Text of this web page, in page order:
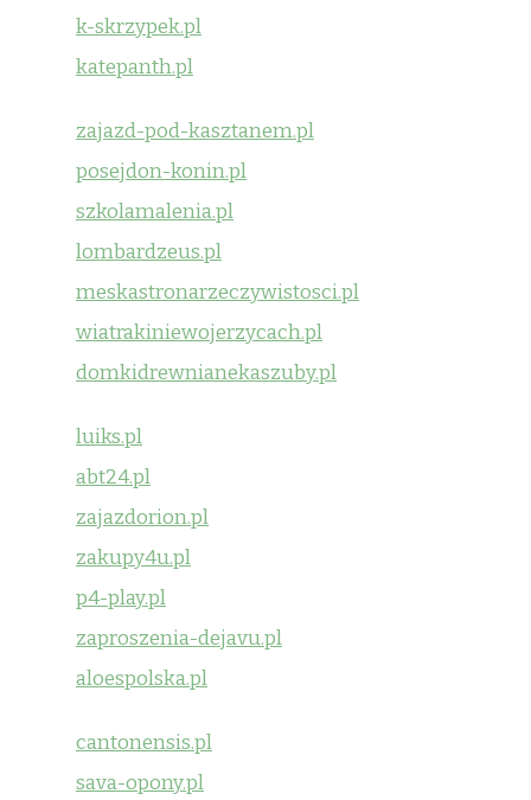
k-skrzypek.pl
katepanth.pl
zajazd-pod-kasztanem.pl
posejdon-konin.pl
szkolamalenia.pl
lombardzeus.pl
meskastronarzeczywistosci.pl
wiatrakiniewojerzycach.pl
domkidrewnianekaszuby.pl
luiks.pl
abt24.pl
zajazdorion.pl
zakupy4u.pl
p4-play.pl
zaproszenia-dejavu.pl
aloespolska.pl
cantonensis.pl
sava-opony.pl